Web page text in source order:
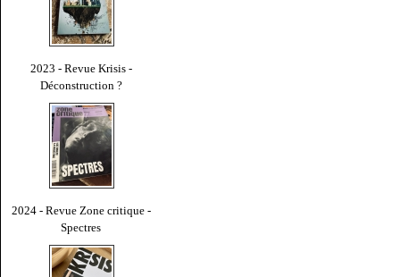
2023 - Revue Krisis -
Déconstruction ?
2024 - Revue Zone critique -
Spectres